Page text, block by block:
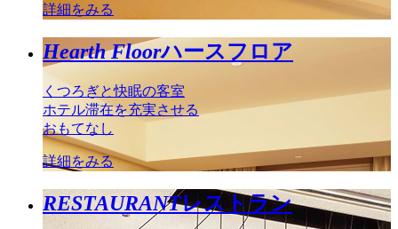
詳細をみる
Hearth Floorハースフロア
くつろぎと快眠の客室
ホテル滞在を充実させる
おもてなし
詳細をみる
RESTAURANTレストラン